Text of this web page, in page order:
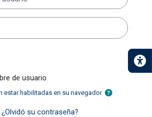
de usuario
estar habilitadas en su navegador
¿Olvidó su contraseña?